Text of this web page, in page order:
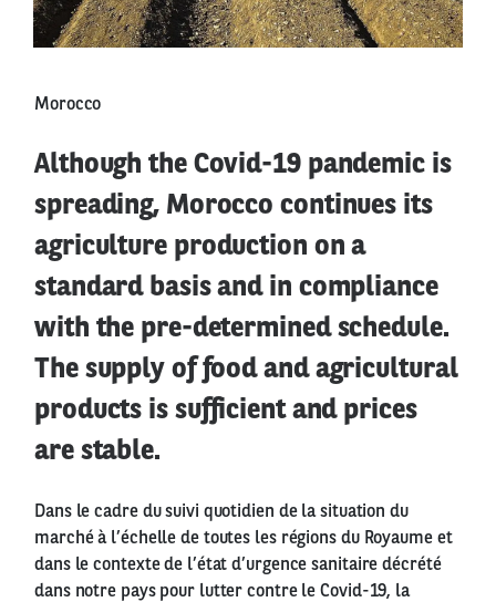
Morocco
Although the Covid-19 pandemic is
spreading, Morocco continues its
agriculture production on a
standard basis and in compliance
with the pre-determined schedule.
The supply of food and agricultural
products is sufficient and prices
are stable.
Dans le cadre du suivi quotidien de la situation du
marché à l’échelle de toutes les régions du Royaume et
dans le contexte de l’état d’urgence sanitaire décrété
dans notre pays pour lutter contre le Covid-19, la